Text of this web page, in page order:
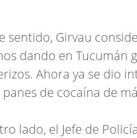
sentido, Girvau
dando en Tucumán
Ahora ya se dio
panes de cocaína de
lado, el Jefe de